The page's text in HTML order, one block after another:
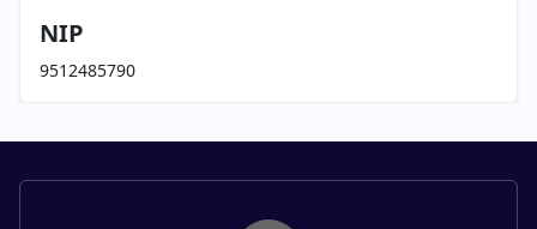
NIP
9512485790